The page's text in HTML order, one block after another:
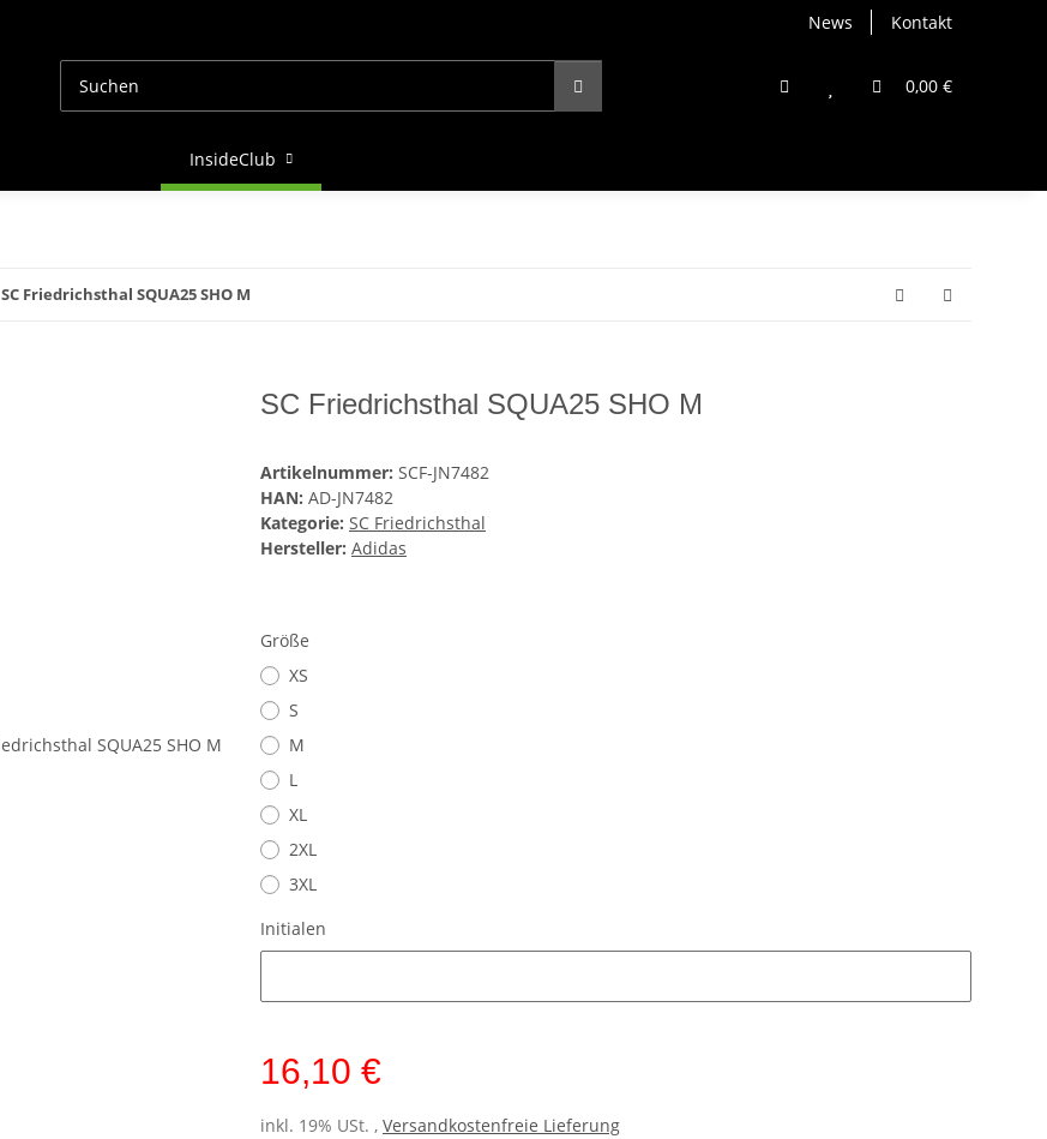
News Kontakt
0,00 €
InsideClub
SC Friedrichsthal SQUA25 SHO M
SC Friedrichsthal SQUA25 SHO M
Artikelnummer: SCF-JN7482
HAN: AD-JN7482
Kategorie: SC Friedrichsthal
Hersteller: Adidas
Größe
XS
S
M
L
XL
2XL
3XL
Initialen
16,10 €
inkl. 19% USt. , Versandkostenfreie Lieferung